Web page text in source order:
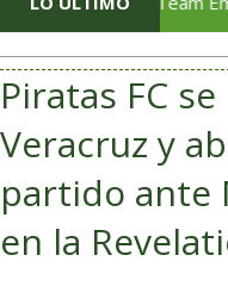
Piratas FC
Veracruz y
partido ante
en la